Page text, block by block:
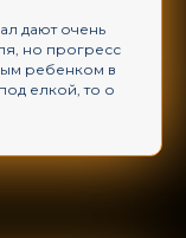
дают очень
но прогресс
ребенком в
елкой, то о